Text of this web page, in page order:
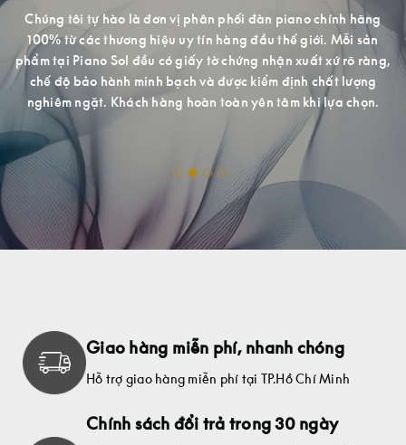
hãng
sản
ràng,
tiếp cận những dòng sản phẩm cao cấp, chất lượng cao,
Sol trang bị một không gian chuyên nghiệp lịch sự, nhiều
mã cho quý khách hàng hài lòng khi đến trải nghiệm và
sắm.
Giao hàng miễn phí, nhanh chóng
Hỗ trợ giao hàng miễn phí tại TP.Hồ Chí Minh
Chính sách đổi trả trong 30 ngày